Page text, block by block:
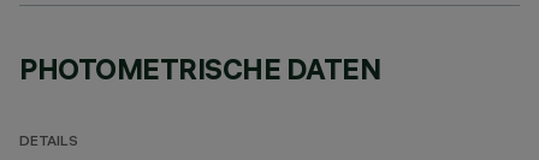
PHOTOMETRISCHE DATEN
DETAILS